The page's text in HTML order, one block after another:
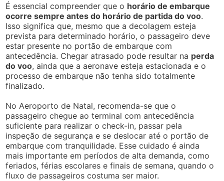
É essencial compreender que o horário de embarque
ocorre sempre antes do horário de partida do voo.
Isso significa que, mesmo que a decolagem esteja
prevista para determinado horário, o passageiro deve
estar presente no portão de embarque com
antecedência. Chegar atrasado pode resultar na perda
do voo, ainda que a aeronave esteja estacionada e o
processo de embarque não tenha sido totalmente
finalizado.
No Aeroporto de Natal, recomenda-se que o
passageiro chegue ao terminal com antecedência
suficiente para realizar o check-in, passar pela
inspeção de segurança e se deslocar até o portão de
embarque com tranquilidade. Esse cuidado é ainda
mais importante em períodos de alta demanda, como
feriados, férias escolares e finais de semana, quando o
fluxo de passageiros costuma ser maior.